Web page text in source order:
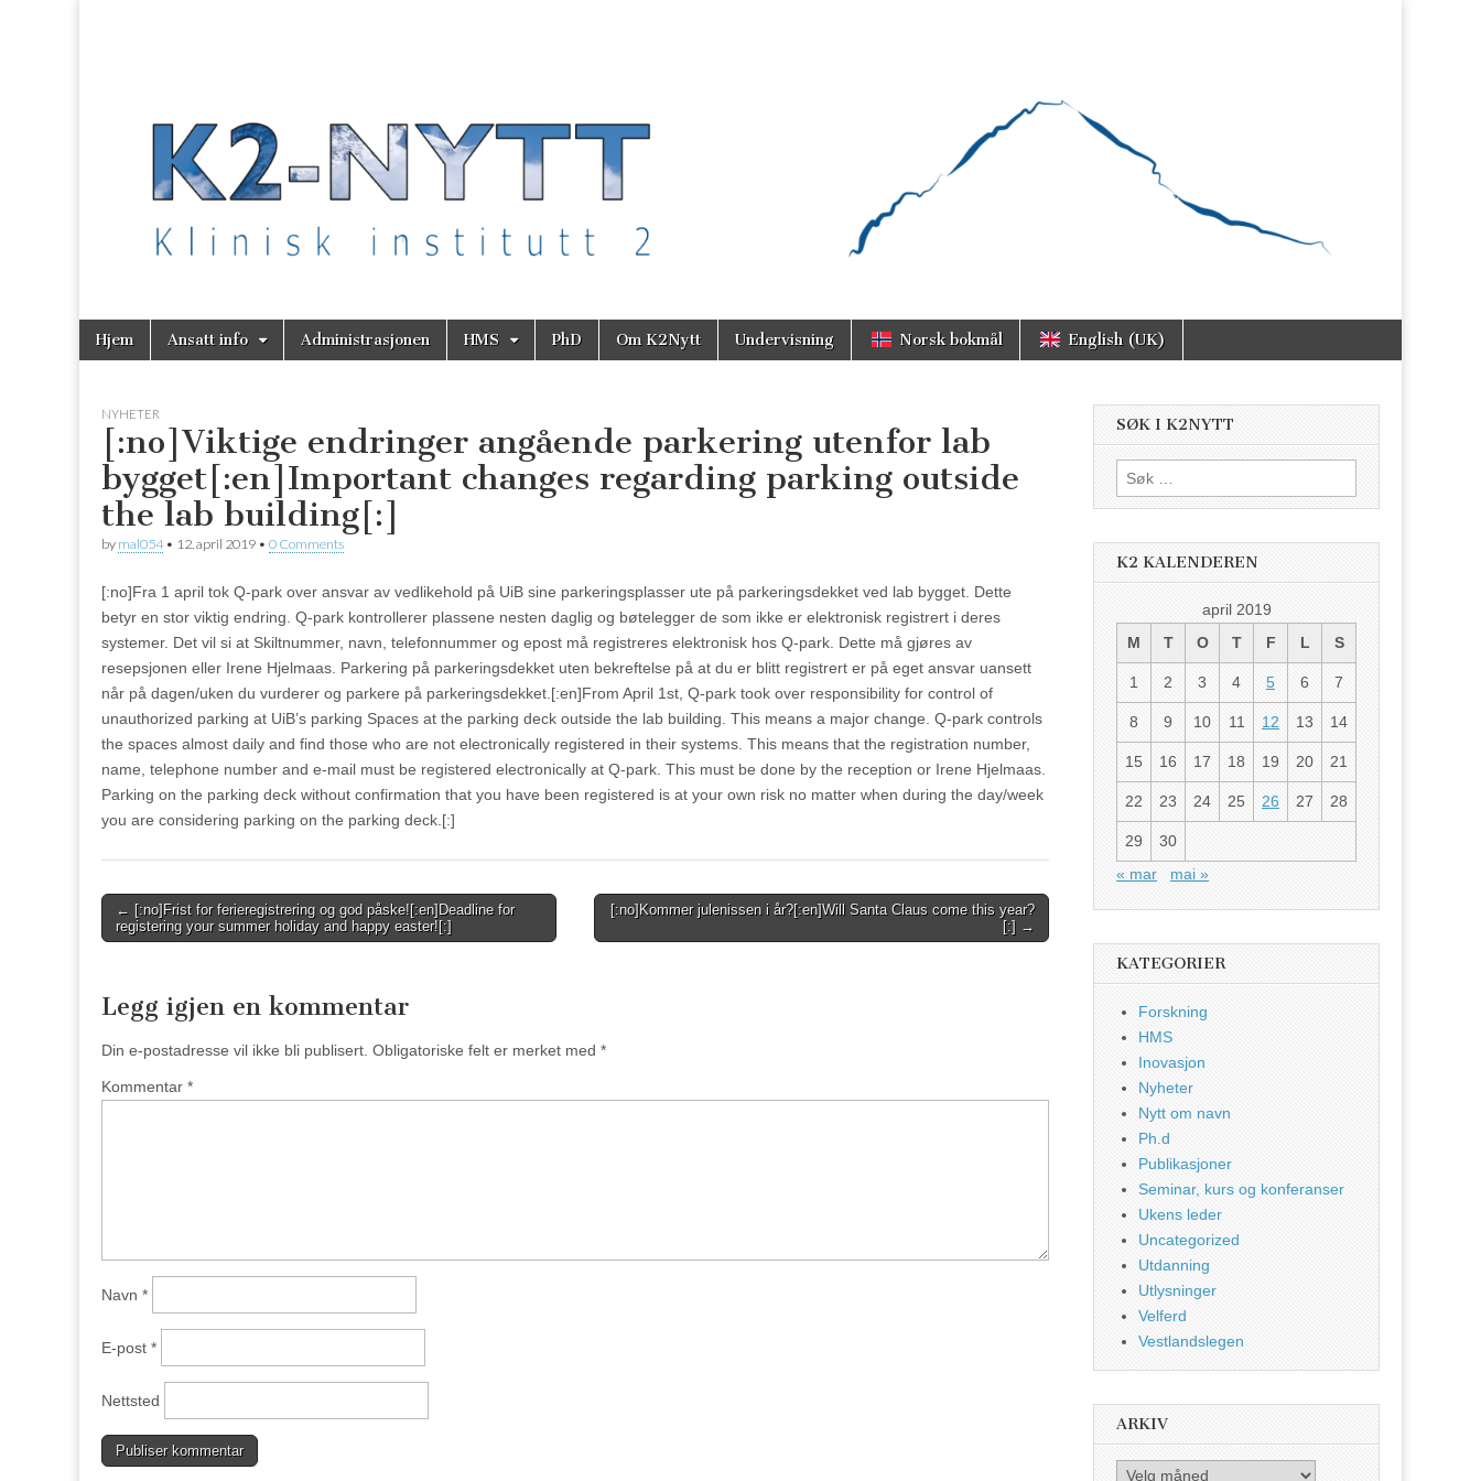
K2 Nytt
Main
menu
Skip
Hjem Ansatt info Administrasjonen HMS PhD Om K2Nytt Undervisning Norsk bokmål English (UK)
NYHETER
[:no]Viktige endringer angående parkering utenfor lab
bygget[:en]Important changes regarding parking outside
the lab building[:]
by mal054• 12. april 2019 • 0 Comments
[:no]Fra 1 april tok Q-park over ansvar av vedlikehold på UiB sine parkeringsplasser ute på parkeringsdekket ved lab bygget. Dette
betyr en stor viktig endring. Q-park kontrollerer plassene nesten daglig og bøtelegger de som ikke er elektronisk registrert i deres
systemer. Det vil si at Skiltnummer, navn, telefonnummer og epost må registreres elektronisk hos Q-park. Dette må gjøres av
resepsjonen eller Irene Hjelmaas. Parkering på parkeringsdekket uten bekreftelse på at du er blitt registrert er på eget ansvar uansett
når på dagen/uken du vurderer og parkere på parkeringsdekket.[:en]From April 1st, Q-park took over responsibility for control of
unauthorized parking at UiB’s parking Spaces at the parking deck outside the lab building. This means a major change. Q-park controls
the spaces almost daily and find those who are not electronically registered in their systems. This means that the registration number,
name, telephone number and e-mail must be registered electronically at Q-park. This must be done by the reception or Irene Hjelmaas.
Parking on the parking deck without confirmation that you have been registered is at your own risk no matter when during the day/week
you are considering parking on the parking deck.[:]
Post
navigation
← [:no]Frist for ferieregistrering og god påske![:en]Deadline for
registering your summer holiday and happy easter![:]
[:no]Kommer julenissen i år?[:en]Will Santa Claus come this year?
[:] →
Legg igjen en kommentar
Din e-postadresse vil ikke bli publisert. Obligatoriske felt er merket med *
Kommentar *
Navn *
E-post *
Nettsted
SØK I K2NYTT
Søk
etter:
K2 KALENDEREN
april 2019
M
T O T F L S
1 2 3 4 5 6 7
8 9 10 11 12 13 14
15 16 17 18 19 20 21
22 23 24 25 26 27 28
29
30
« mar
mai »
KATEGORIER
Forskning
HMS
Inovasjon
Nyheter
Nytt om navn
Ph.d
Publikasjoner
Seminar, kurs og konferanser
Ukens leder
Uncategorized
Utdanning
Utlysninger
Velferd
Vestlandslegen
ARKIV
Arkiv